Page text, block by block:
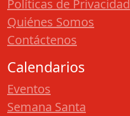
Políticas de Privacidad
Quiénes Somos
Contáctenos
Calendarios
Eventos
Semana Santa